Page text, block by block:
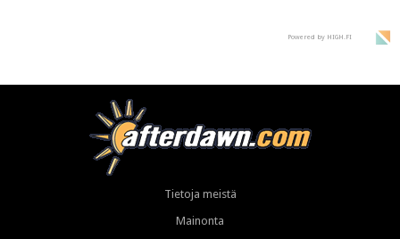
Powered by HIGH.FI
Tietoja meistä
Mainonta